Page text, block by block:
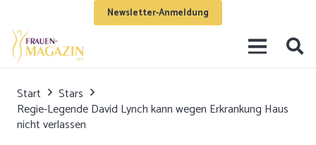
Newsletter-Anmeldung
Start
Stars
Regie-Legende David Lynch kann wegen Erkrankung Haus
nicht verlassen